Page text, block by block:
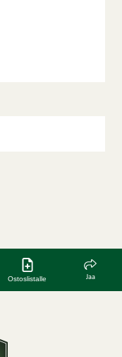
Ostoslistalle Jaa